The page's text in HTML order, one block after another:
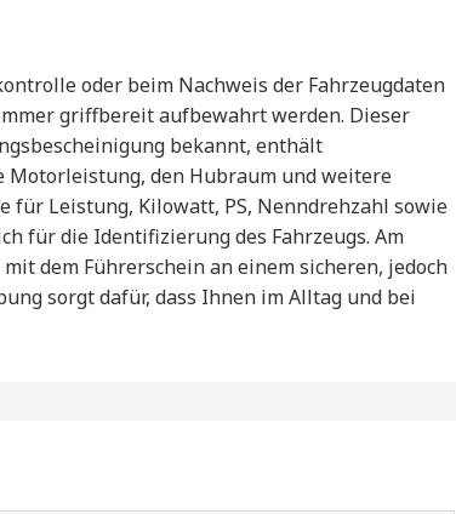
oder beim Nachweis der Fahrzeugdaten
griffbereit aufbewahrt werden. Dieser
bekannt, enthält
Motorleistung, den Hubraum und weitere
für Leistung, Kilowatt, PS, Nenndrehzahl sowie
für die Identifizierung des Fahrzeugs. Am
dem Führerschein an einem sicheren, jedoch
sorgt dafür, dass Ihnen im Alltag und bei